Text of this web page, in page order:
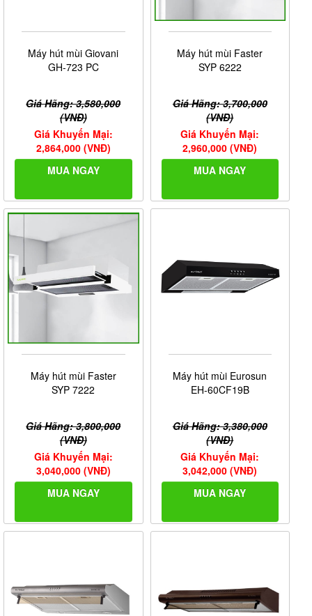
Máy hút mùi Giovani
GH-723 PC
Giá Hãng: 3,580,000
(VNĐ)
Giá Khuyến Mại:
2,864,000 (VNĐ)
MUA NGAY
Máy hút mùi Faster
SYP 6222
Giá Hãng: 3,700,000
(VNĐ)
Giá Khuyến Mại:
2,960,000 (VNĐ)
MUA NGAY
Máy hút mùi Faster
SYP 7222
Giá Hãng: 3,800,000
(VNĐ)
Giá Khuyến Mại:
3,040,000 (VNĐ)
MUA NGAY
Máy hút mùi Eurosun
EH-60CF19B
Giá Hãng: 3,380,000
(VNĐ)
Giá Khuyến Mại:
3,042,000 (VNĐ)
MUA NGAY